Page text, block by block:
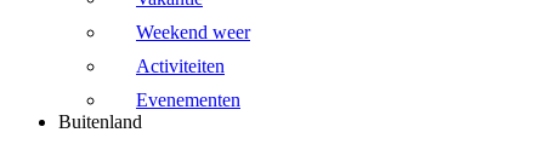
Weekend weer
Activiteiten
Evenementen
Buitenland